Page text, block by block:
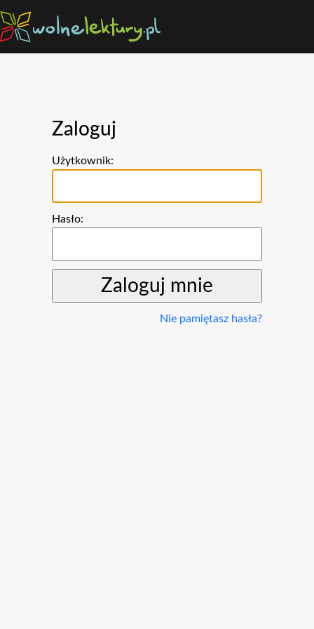
Zaloguj
Użytkownik:
Hasło:
Nie pamiętasz hasła?